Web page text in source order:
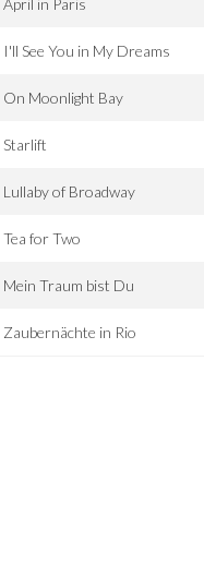
April in Paris
I'll See You in My Dreams
On Moonlight Bay
Starlift
Lullaby of Broadway
Tea for Two
Mein Traum bist Du
Zaubernächte in Rio